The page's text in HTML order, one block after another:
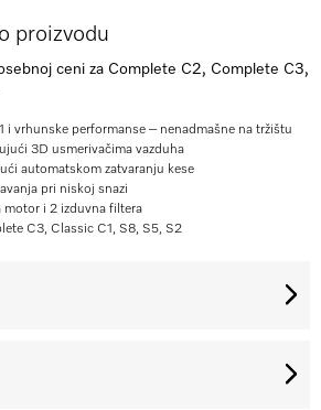
proizvodu
ceni za Complete C2, Complete C3,
1 i vrhunske performanse – nenadmašne na tržištu
3D usmerivačima vazduha
automatskom zatvaranju kese
pri niskoj snazi
motor i 2 izduvna filtera
C3, Classic C1, S8, S5, S2